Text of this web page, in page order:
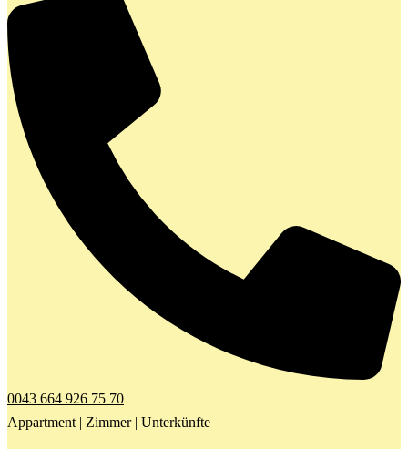
0043 664 926 75 70
Appartment | Zimmer | Unterkünfte